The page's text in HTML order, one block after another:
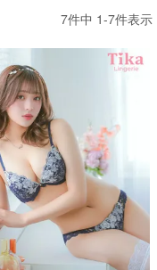
7件中 1-7件表示